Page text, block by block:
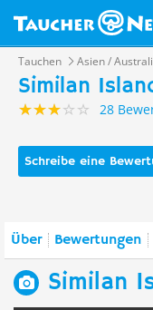
Tauchen Asien /
Similan
28
Schreibe eine
Über Bewertungen
Similan